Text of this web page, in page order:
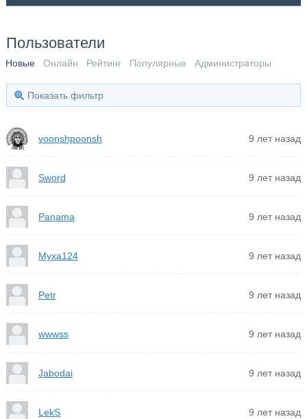
Пользователи
Новые Онлайн Рейтинг Популярные Администраторы
Показать фильтр
voonshpoonsh 9 лет назад
Sword 9 лет назад
Panama 9 лет назад
Myxa124 9 лет назад
Petr 9 лет назад
wwwss 9 лет назад
Jabodai 9 лет назад
LekS 9 лет назад